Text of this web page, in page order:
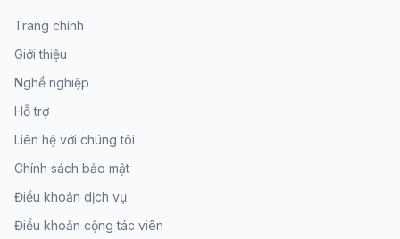
Trang chính
Giới thiệu
Nghề nghiệp
Hỗ trợ
Liên hệ với chúng tôi
Chính sách bảo mật
Điều khoản dịch vụ
Điều khoản cộng tác viên